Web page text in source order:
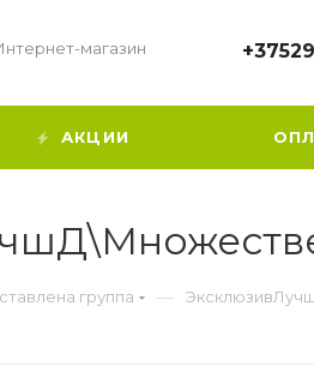
магазин
АКЦИИ
группа —